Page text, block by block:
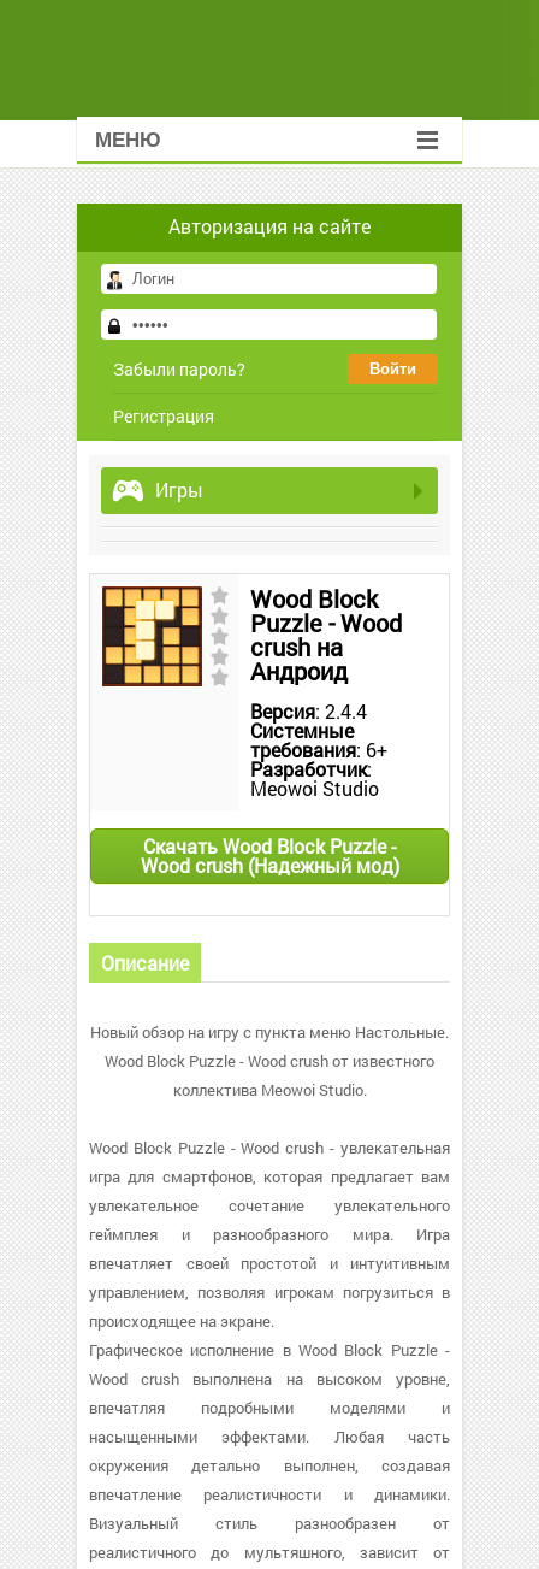
МЕНЮ
Авторизация на сайте
Забыли пароль?
Регистрация
Игры
Wood Block
Puzzle - Wood
crush на
Андроид
Версия: 2.4.4
Системные
требования: 6+
Разработчик:
Meowoi Studio
Скачать Wood Block Puzzle -
Wood crush (Надежный мод)
Описание
Новый обзор на игру с пункта меню Настольные.
Wood Block Puzzle - Wood crush от известного
коллектива Meowoi Studio.
Wood Block Puzzle - Wood crush - увлекательная
игра для смартфонов, которая предлагает вам
увлекательное сочетание увлекательного
геймплея и разнообразного мира. Игра
впечатляет своей простотой и интуитивным
управлением, позволяя игрокам погрузиться в
происходящее на экране.
Графическое исполнение в Wood Block Puzzle -
Wood crush выполнена на высоком уровне,
впечатляя подробными моделями и
насыщенными эффектами. Любая часть
окружения детально выполнен, создавая
впечатление реалистичности и динамики.
Визуальный стиль разнообразен от
реалистичного до мультяшного, зависит от